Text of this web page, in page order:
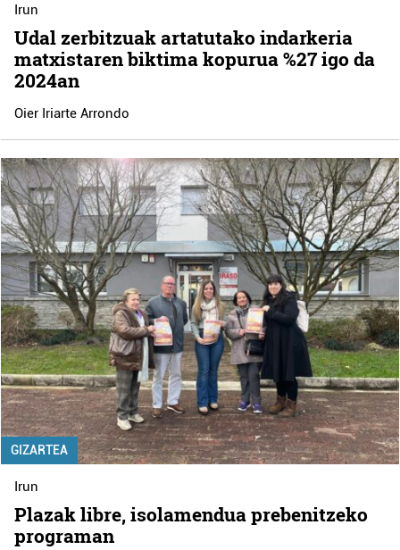
Irun
Udal zerbitzuak artatutako indarkeria
matxistaren biktima kopurua %27 igo da
2024an
Oier Iriarte Arrondo
GIZARTEA
Irun
Plazak libre, isolamendua prebenitzeko
programan